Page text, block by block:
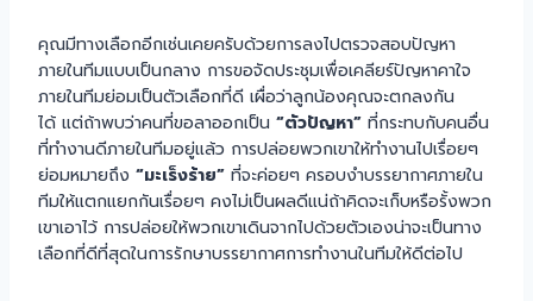
คุณมีทางเลือกอีกเช่นเคยครับด้วยการลงไปตรวจสอบปัญหา
ภายในทีมแบบเป็นกลาง การขอจัดประชุมเพื่อเคลียร์ปัญหาคาใจ
ภายในทีมย่อมเป็นตัวเลือกที่ดี เผื่อว่าลูกน้องคุณจะตกลงกัน
ได้ แต่ถ้าพบว่าคนที่ขอลาออกเป็น “ตัวปัญหา” ที่กระทบกับคนอื่น
ที่ทำงานดีภายในทีมอยู่แล้ว การปล่อยพวกเขาให้ทำงานไปเรื่อยๆ
ย่อมหมายถึง “มะเร็งร้าย” ที่จะค่อยๆ ครอบงำบรรยากาศภายใน
ทีมให้แตกแยกกันเรื่อยๆ คงไม่เป็นผลดีแน่ถ้าคิดจะเก็บหรือรั้งพวก
เขาเอาไว้ การปล่อยให้พวกเขาเดินจากไปด้วยตัวเองน่าจะเป็นทาง
เลือกที่ดีที่สุดในการรักษาบรรยากาศการทำงานในทีมให้ดีต่อไป